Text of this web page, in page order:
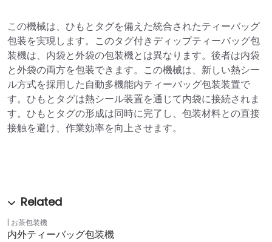
この機械は、ひもとタグを備えた統合されたティーバッグ
包装を実現します。このタグ付きディップティーバッグ包
装機は、内袋と外袋の包装機とは異なります。後者は内袋
と外袋の両方を包装できます。この機械は、新しい熱シー
ル方式を採用した自動多機能内ティーバッグ包装装置で
す。ひもとタグは熱シール装置を通じて内袋に接続されま
す。ひもとタグの形成は同時に完了し、包装材料との直接
接触を避け、作業効率を向上させます。
お茶包装機
内外ティーバッグ包装機